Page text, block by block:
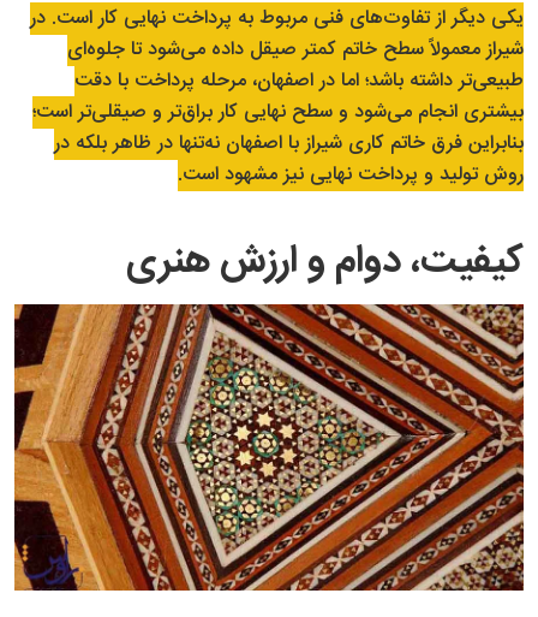
یکی دیگر از تفاوت‌های فنی مربوط به پرداخت نهایی کار است. در
شیراز معمولاً سطح خاتم کمتر صیقل داده می‌شود تا جلوه‌ای
طبیعی‌تر داشته باشد؛ اما در اصفهان، مرحله پرداخت با دقت
بیشتری انجام می‌شود و سطح نهایی کار براق‌تر و صیقلی‌تر است؛
بنابراین فرق خاتم کاری شیراز با اصفهان نه‌تنها در ظاهر بلکه در
روش تولید و پرداخت نهایی نیز مشهود است.
کیفیت، دوام و ارزش هنری